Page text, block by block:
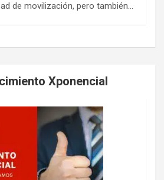
de movilización, pero también...
Xponencial